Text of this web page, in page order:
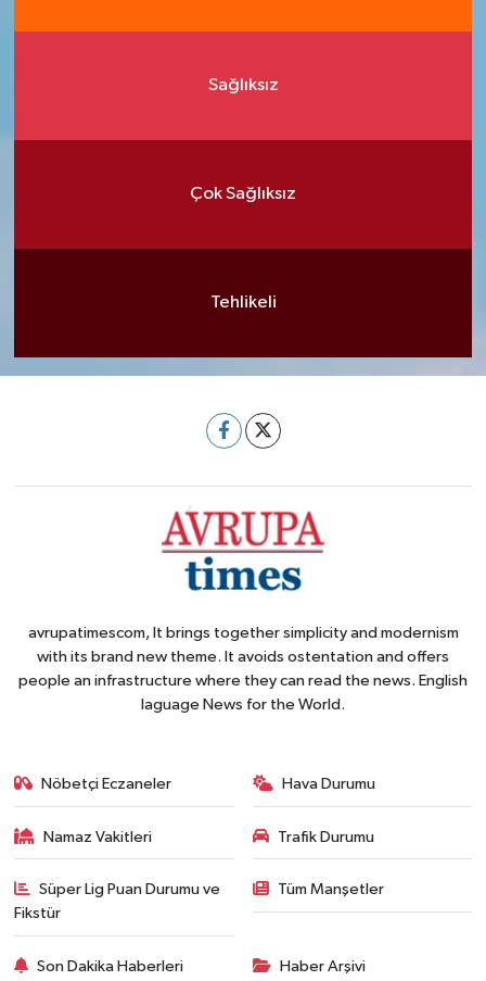
Sağlıksız
Çok Sağlıksız
Tehlikeli
avrupatimescom, It brings together simplicity and modernism
with its brand new theme. It avoids ostentation and offers
people an infrastructure where they can read the news. English
laguage News for the World.
Nöbetçi Eczaneler Hava Durumu
Namaz Vakitleri Trafik Durumu
Süper Lig Puan Durumu ve
Fikstür
Tüm Manşetler
Son Dakika Haberleri Haber Arşivi